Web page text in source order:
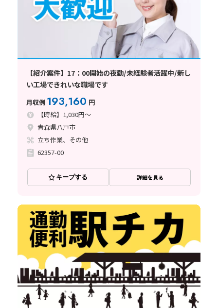
【紹介案件】17：00開始の夜勤/未経験者活躍中/新し
い工場できれいな職場です
月収例 193,160 円
【時給】1,030円～
青森県八戸市
立ち作業、その他
62357-00
キープする 詳細を見る